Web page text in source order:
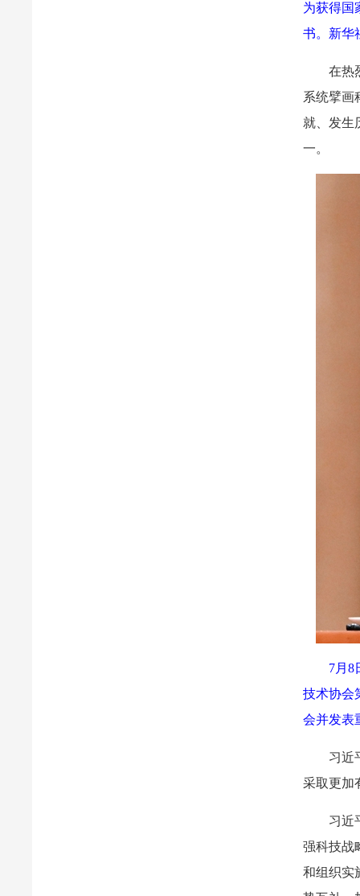
为获得国
书。新华
在热
系统擘画
就、发生
一。
7月8
技术协会
会并发表
习近
采取更加
习近
强科技战
和组织实